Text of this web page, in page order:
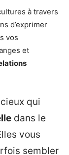
à travers
d’exprimer
vos
et
qui
dans le
vous
sembler